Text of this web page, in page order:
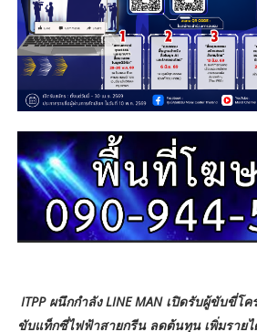
ITPP ผนึกกำลัง LINE MAN เปิดรับผู้ขับขี่โคร
ขับแท็กซี่ไฟฟ้าสายกรีน ลดต้นทุน เพิ่มราย